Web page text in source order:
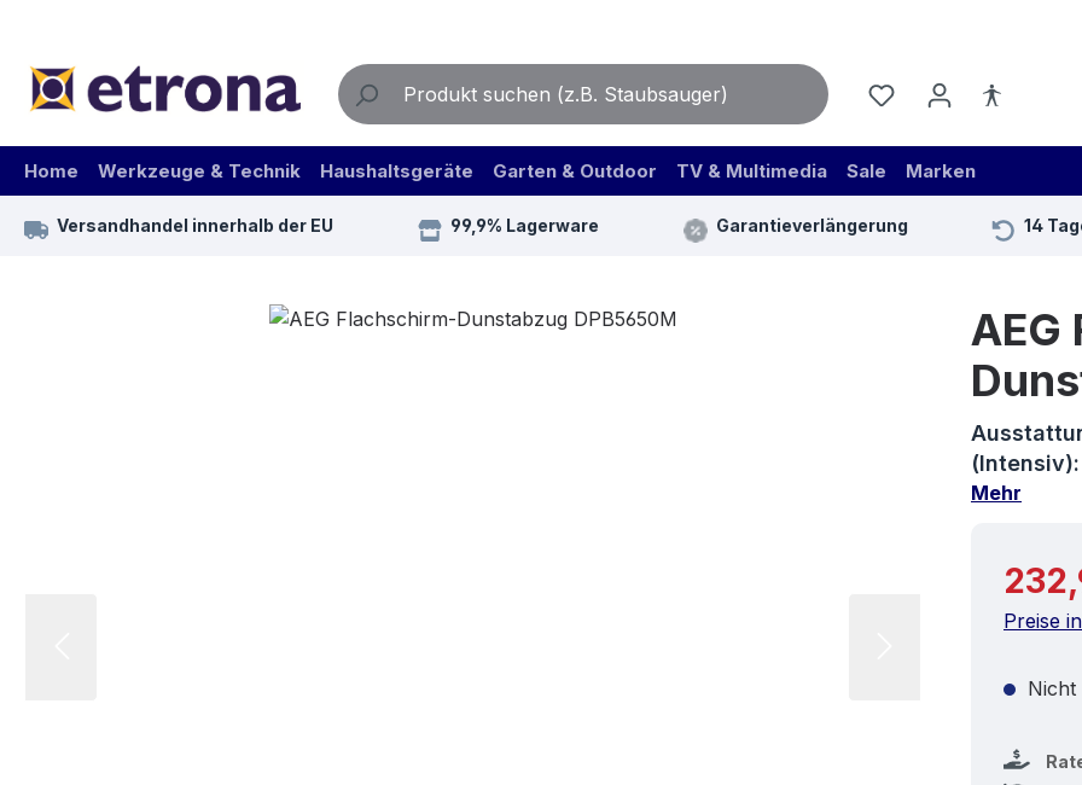
Home Werkzeuge & Technik Haushaltsgeräte Garten & Outdoor TV & Multimedia Sale Marken
Versandhandel innerhalb der EU 99,9% Lagerware Garantieverlängerung 14
AEG
Mehr
Preise